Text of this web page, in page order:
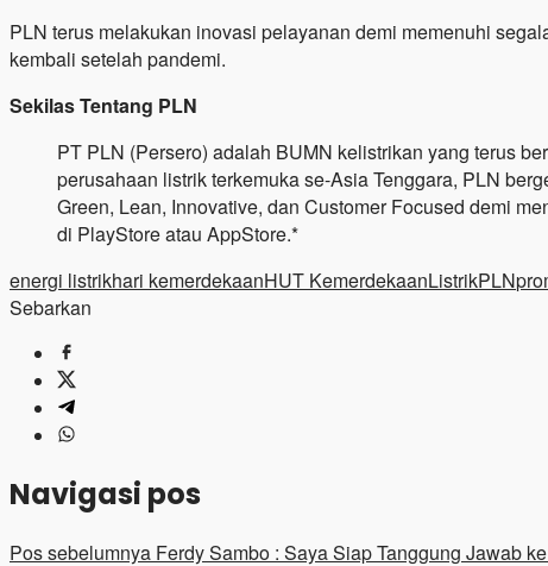
PLN terus melakukan inovasi pelayanan demi memenuhi
kembali setelah pandemi.
Sekilas Tentang PLN
PT PLN (Persero) adalah BUMN kelistrikan yang terus
perusahaan listrik terkemuka se-Asia Tenggara, PLN
Green, Lean, Innovative, dan Customer Focused demi
di PlayStore atau AppStore.*
energi listrikhari kemerdekaanHUT KemerdekaanListrikPLN
Sebarkan
Navigasi pos
Pos sebelumnya Ferdy Sambo : Saya Siap Tanggung Jawab